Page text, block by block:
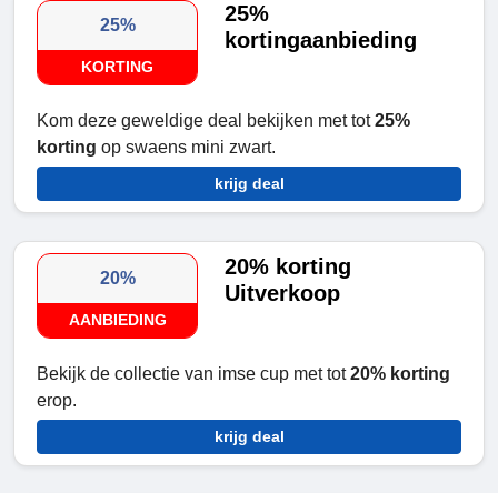
25%
KORTING
25%
kortingaanbieding
Kom deze geweldige deal bekijken met tot25%
korting op swaens mini zwart.
krijg deal
20%
AANBIEDING
20% korting
Uitverkoop
Bekijk de collectie van imse cup met tot20% korting
erop.
krijg deal